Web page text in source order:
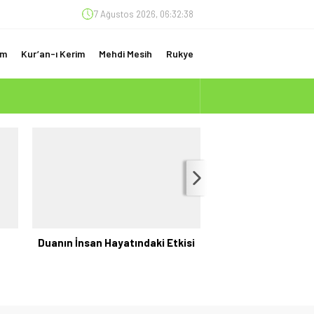
7 Ağustos 2026, 06:32:39
Kur’an-ı Kerim Mehdi Mesih Rukye
Duanın İnsan Hayatındaki Etkisi